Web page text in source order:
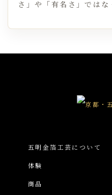
さ」や「有名さ」では
五明金箔工芸について
体験
商品